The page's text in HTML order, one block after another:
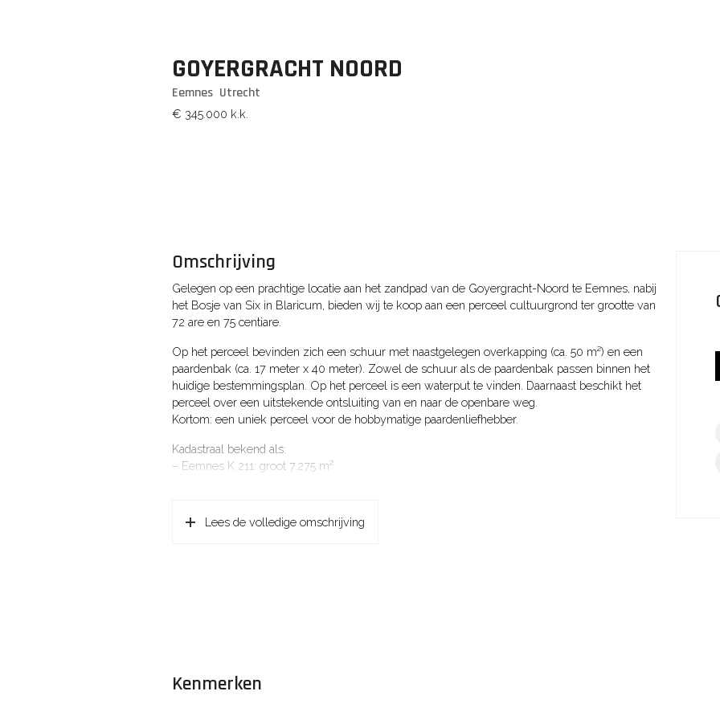
GOYERGRACHT NOORD
Eemnes Utrecht
€ 345.000 k.k.
Omschrijving
Gelegen op een prachtige locatie aan het zandpad van de Goyergracht-Noord te Eemnes, nabij
het Bosje van Six in Blaricum, bieden wij te koop aan een perceel cultuurgrond ter grootte van
72 are en 75 centiare.
Op het perceel bevinden zich een schuur met naastgelegen overkapping (ca. 50 m²) en een
paardenbak (ca. 17 meter x 40 meter). Zowel de schuur als de paardenbak passen binnen het
huidige bestemmingsplan. Op het perceel is een waterput te vinden. Daarnaast beschikt het
perceel over een uitstekende ontsluiting van en naar de openbare weg.
Kortom: een uniek perceel voor de hobbymatige paardenliefhebber.
Kadastraal bekend als:
– Eemnes K 211: groot 7.275 m²
ten tijde van het sluiten van de koopovereenkomst.
strekt van het normale gebruik (agrarisch) of die heeft geleid of zou kunnen leiden tot een
verplichting tot schoning van de onroerende zaak dan wel het nemen van andere
Lees de volledige omschrijving
Kenmerken